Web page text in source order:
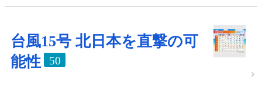
台風15号 北日本を直撃の可
能性
50